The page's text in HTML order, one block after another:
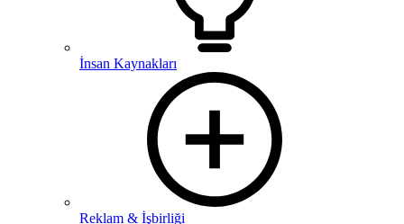
İnsan Kaynakları
Reklam & İşbirliği